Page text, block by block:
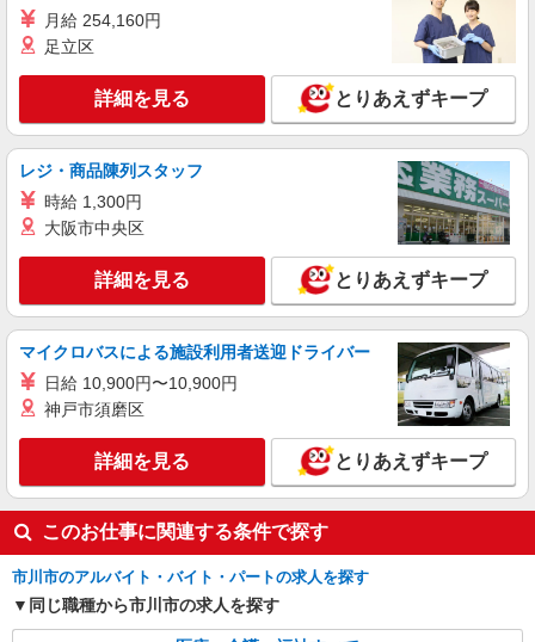
派遣社員
株式会社kotrio /●SW-H2-2098916
市川駅＊サ高住＊シフト融通が利くため子育て
世代から大人気♪
時給2400円〜3000円 ＜日払い有/週払い有/交
通費全支給(ガソリン代含む)＞
詳細を見る
株式会社トラストグロース 新宿本社 第1営業部
特別養護老人ホームでの看護師
時給：2200円〜 ※資格や経験などによる
キープ 詳細を見る
月給 254,160円
足立区
詳細を見る とりあえずキープ
レジ・商品陳列スタッフ
時給 1,300円
大阪市中央区
詳細を見る とりあえずキープ
マイクロバスによる施設利用者送迎ドライバー
日給 10,900円〜10,900円
神戸市須磨区
詳細を見る とりあえずキープ
このお仕事に関連する条件で探す
市川市のアルバイト・バイト・パートの求人を探す
同じ職種から市川市の求人を探す